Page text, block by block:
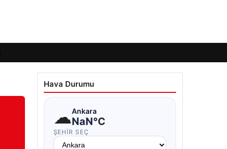
Hava Durumu
☁Ankara
NaN°C
ŞEHIR SEÇ